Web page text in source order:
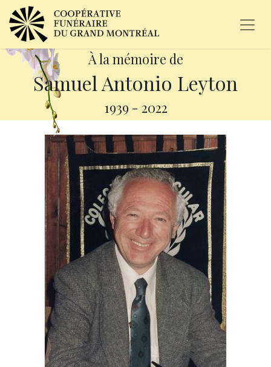
À la mémoire de
Samuel Antonio Leyton
1939 - 2022